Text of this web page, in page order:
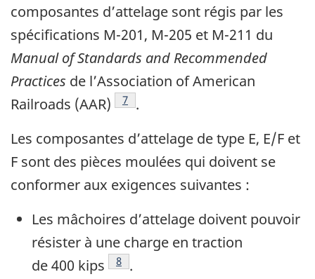
composantes d’attelage sont régis par les
spécifications M-201, M-205 et M-211 du
Manual of Standards and Recommended
Practices de l’Association of American
Railroads (AAR)
7 .
Les composantes d’attelage de type E, E/F et
F sont des pièces moulées qui doivent se
conformer aux exigences suivantes :
Les mâchoires d’attelage doivent pouvoir
résister à une charge en traction
de 400 kips
8 .